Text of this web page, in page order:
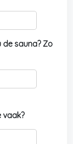
sauna? Zo
vaak?